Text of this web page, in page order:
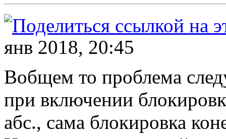
янв 2018, 20:45
Вобщем то проблема
при включении
абс., сама блокировка